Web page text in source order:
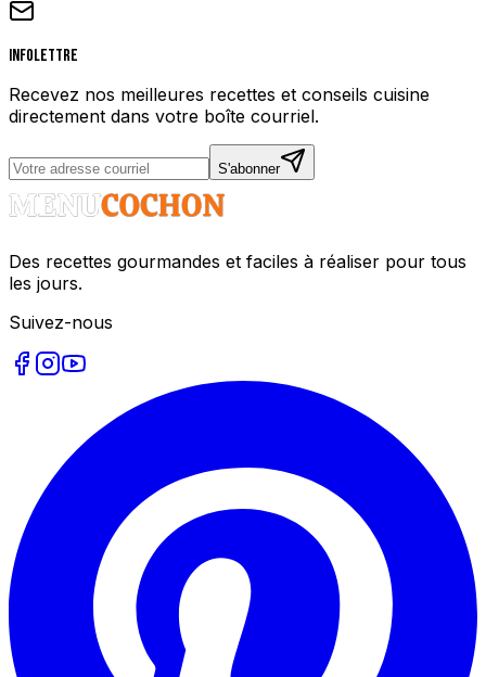
Infolettre
Recevez nos meilleures recettes et conseils cuisine
directement dans votre boîte courriel.
S'abonner
Des recettes gourmandes et faciles à réaliser pour tous
les jours.
Suivez-nous